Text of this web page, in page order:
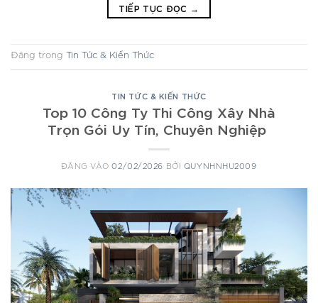
TIẾP TỤC ĐỌC →
Đăng trong Tin Tức & Kiến Thức
TIN TỨC & KIẾN THỨC
Top 10 Công Ty Thi Công Xây Nhà
Trọn Gói Uy Tín, Chuyên Nghiệp
ĐĂNG VÀO02/02/2026 BỞI QUYNHNHU2009